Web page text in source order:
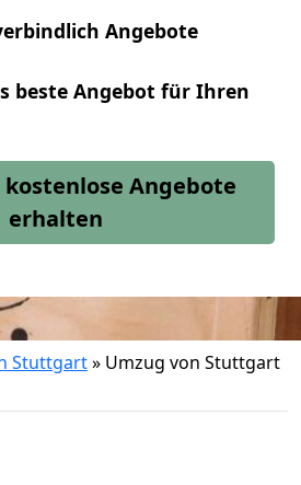
Angebote
beste Angebot für Ihren
Angebote
erhalten
Stuttgart» Umzug von Stuttgart